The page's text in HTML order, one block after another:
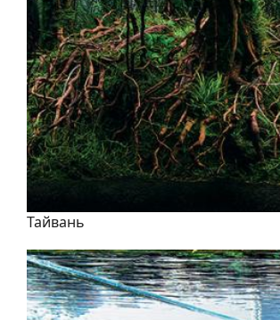
Тайвань